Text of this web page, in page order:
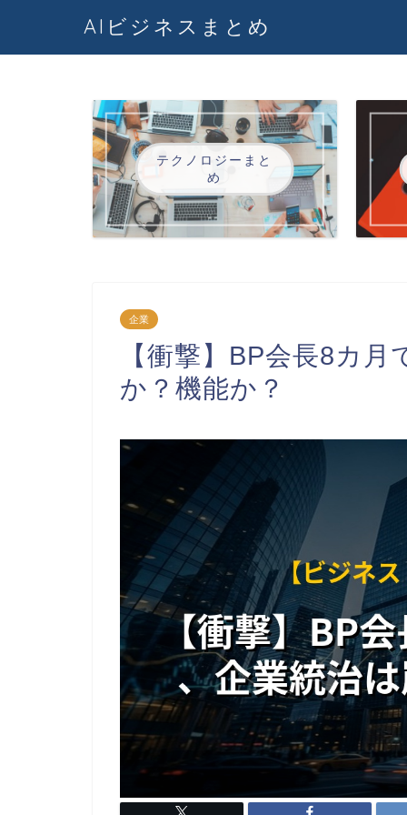
AIビジネスまとめ
テクノロジーまと
め
企業
【衝撃】BP会長8カ
か？機能か？